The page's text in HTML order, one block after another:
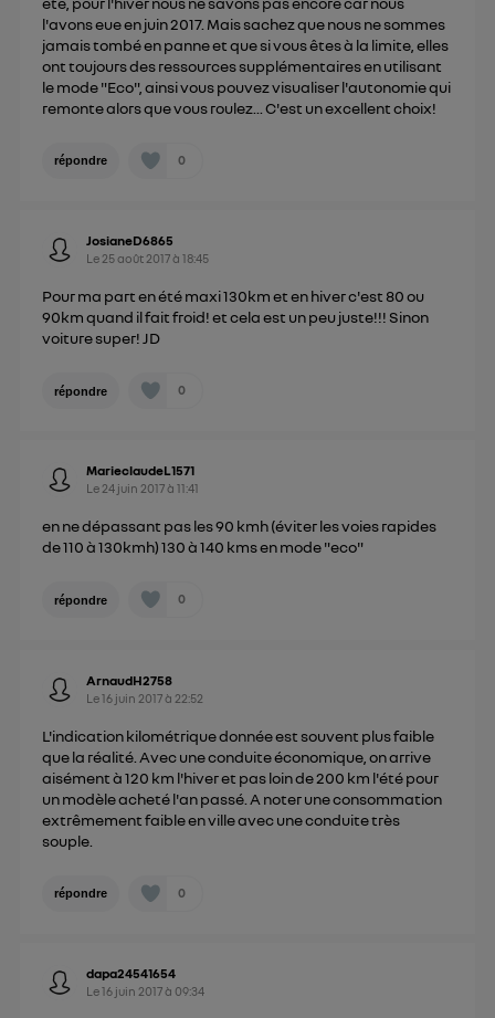
l'avons eue en juin 2017. Mais sachez que nous ne sommes
jamais tombé en panne et que si vous êtes à la limite, elles
ont toujours des ressources supplémentaires en utilisant
le mode "Eco", ainsi vous pouvez visualiser l'autonomie qui
remonte alors que vous roulez... C'est un excellent choix!
répondre 0
JosianeD6865
Le 25 août 2017à18:45
Pour ma part en été maxi 130km et en hiver c'est 80 ou
90km quand il fait froid! et cela est un peu juste!!! Sinon
voiture super! JD
répondre 0
MarieclaudeL1571
Le 24 juin 2017à11:41
en ne dépassant pas les 90 kmh (éviter les voies rapides
de 110 à 130kmh) 130 à 140 kms en mode "eco"
répondre 0
ArnaudH2758
Le16 juin 2017à 22:52
L'indication kilométrique donnée est souvent plus faible
que la réalité. Avec une conduite économique, on arrive
aisément à 120 km l'hiver et pas loin de 200 km l'été pour
un modèle acheté l'an passé. A noter une consommation
extrêmement faible en ville avec une conduite très
souple.
répondre 0
dapa24541654
Le16 juin 2017à 09:34